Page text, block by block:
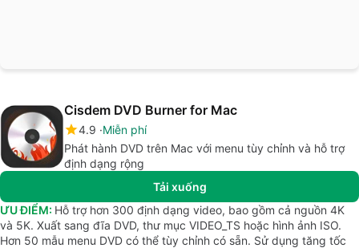
Cisdem DVD Burner for Mac
4.9 Miễn phí
Phát hành DVD trên Mac với menu tùy chỉnh và hỗ trợ
định dạng rộng
Tải xuống
ƯU ĐIỂM: Hỗ trợ hơn 300 định dạng video, bao gồm cả nguồn 4K
và 5K. Xuất sang đĩa DVD, thư mục VIDEO_TS hoặc hình ảnh ISO.
Hơn 50 mẫu menu DVD có thể tùy chỉnh có sẵn. Sử dụng tăng tốc